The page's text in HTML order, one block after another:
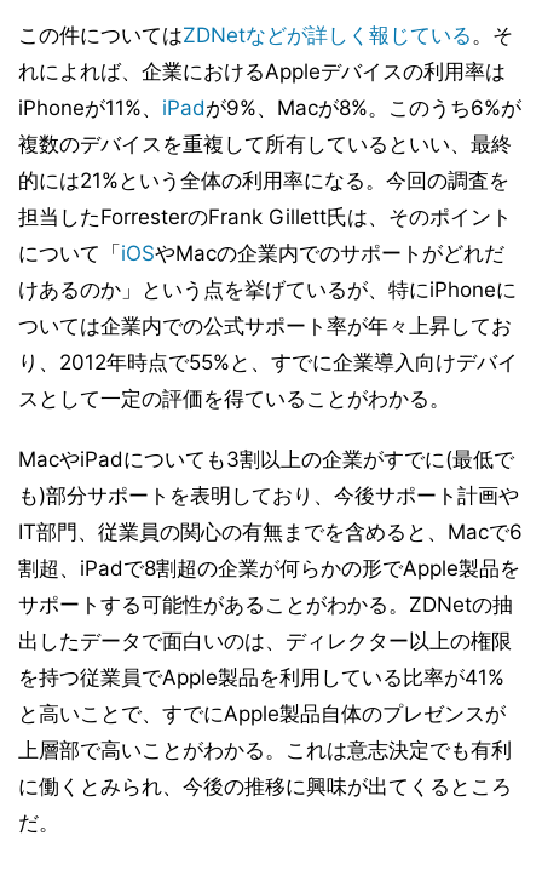
この件についてはZDNetなどが詳しく報じている。そ
れによれば、企業におけるAppleデバイスの利用率は
iPhoneが11%、 iPadが9%、Macが8%。このうち6%が
複数のデバイスを重複して所有しているといい、最終
的には21%という全体の利用率になる。今回の調査を
担当したForresterのFrank Gillett氏は、そのポイント
について「 iOSやMacの企業内でのサポートがどれだ
けあるのか」という点を挙げているが、特にiPhoneに
ついては企業内での公式サポート率が年々上昇してお
り、2012年時点で55%と、すでに企業導入向けデバイ
スとして一定の評価を得ていることがわかる。
MacやiPadについても3割以上の企業がすでに(最低で
も)部分サポートを表明しており、今後サポート計画や
IT部門、従業員の関心の有無までを含めると、Macで6
割超、iPadで8割超の企業が何らかの形でApple製品を
サポートする可能性があることがわかる。ZDNetの抽
出したデータで面白いのは、ディレクター以上の権限
を持つ従業員でApple製品を利用している比率が41%
と高いことで、すでにApple製品自体のプレゼンスが
上層部で高いことがわかる。これは意志決定でも有利
に働くとみられ、今後の推移に興味が出てくるところ
だ。